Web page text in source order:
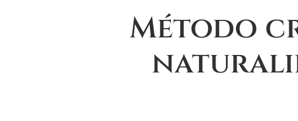
Método